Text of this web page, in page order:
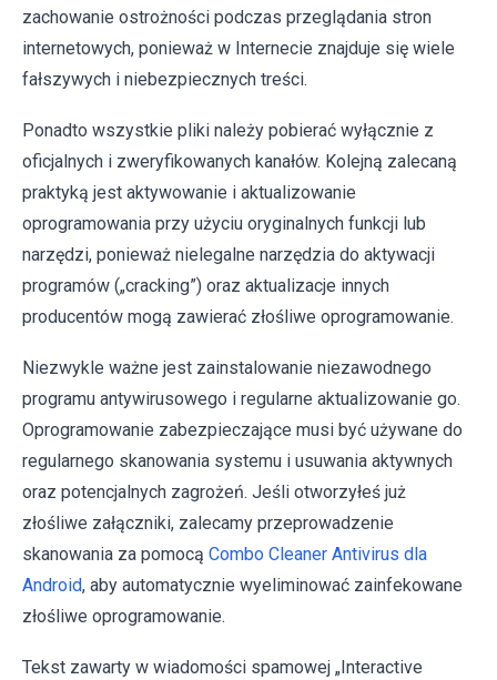
zachowanie ostrożności podczas przeglądania stron
internetowych, ponieważ w Internecie znajduje się wiele
fałszywych i niebezpiecznych treści.
Ponadto wszystkie pliki należy pobierać wyłącznie z
oficjalnych i zweryfikowanych kanałów. Kolejną zalecaną
praktyką jest aktywowanie i aktualizowanie
oprogramowania przy użyciu oryginalnych funkcji lub
narzędzi, ponieważ nielegalne narzędzia do aktywacji
programów („cracking”) oraz aktualizacje innych
producentów mogą zawierać złośliwe oprogramowanie.
Niezwykle ważne jest zainstalowanie niezawodnego
programu antywirusowego i regularne aktualizowanie go.
Oprogramowanie zabezpieczające musi być używane do
regularnego skanowania systemu i usuwania aktywnych
oraz potencjalnych zagrożeń. Jeśli otworzyłeś już
złośliwe załączniki, zalecamy przeprowadzenie
skanowania za pomocą Combo Cleaner Antivirus dla
Android, aby automatycznie wyeliminować zainfekowane
złośliwe oprogramowanie.
Tekst zawarty w wiadomości spamowej „Interactive